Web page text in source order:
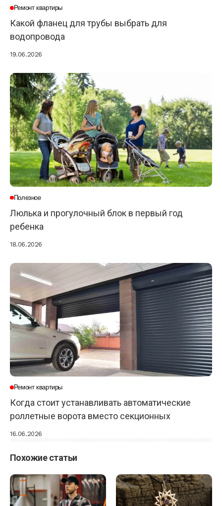
Ремонт квартиры
Какой фланец для трубы выбрать для
водопровода
19.06.2026
Полезное
Люлька и прогулочный блок в первый год
ребенка
18.06.2026
Ремонт квартиры
Когда стоит устанавливать автоматические
роллетные ворота вместо секционных
16.06.2026
Похожие статьи